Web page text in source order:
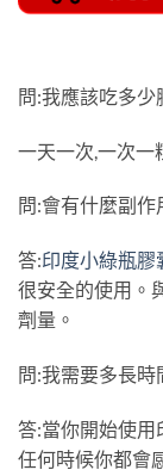
問:我應該吃多少
一天一次,一次一
問:會有什麼副作
答:印度小綠瓶膠
很安全的使用。
劑量。
問:我需要多長時
答:當你開始使用
任何時候你都會